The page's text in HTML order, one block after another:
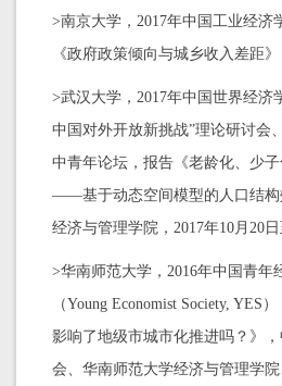
>南京大学，2017年中国工业经济
《政府政策倾向与城乡收入差距》
>武汉大学，2017年中国世界经济
中国对外开放新挑战”理论研讨会
中青年论坛，报告《老龄化、少
——基于动态空间模型的人口结构
经济与管理学院，2017年10月20日
>华南师范大学，2016年中国青年
（Young Economist Society, YES
影响了地级市城市化推进吗？》
会、华南师范大学经济与管理学